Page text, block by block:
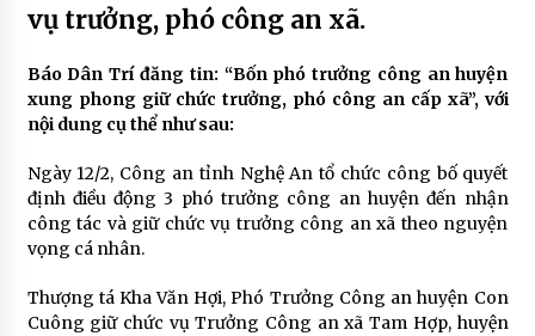
vụ trưởng, phó công an xã.
Báo Dân Trí đăng tin: “Bốn phó trưởng công an huyện
xung phong giữ chức trưởng, phó công an cấp xã”, với
nội dung cụ thể như sau:
Ngày 12/2, Công an tỉnh Nghệ An tổ chức công bố quyết
định điều động 3 phó trưởng công an huyện đến nhận
công tác và giữ chức vụ trưởng công an xã theo nguyện
vọng cá nhân.
Thượng tá Kha Văn Hợi, Phó Trưởng Công an huyện Con
Cuông giữ chức vụ Trưởng Công an xã Tam Hợp, huyện